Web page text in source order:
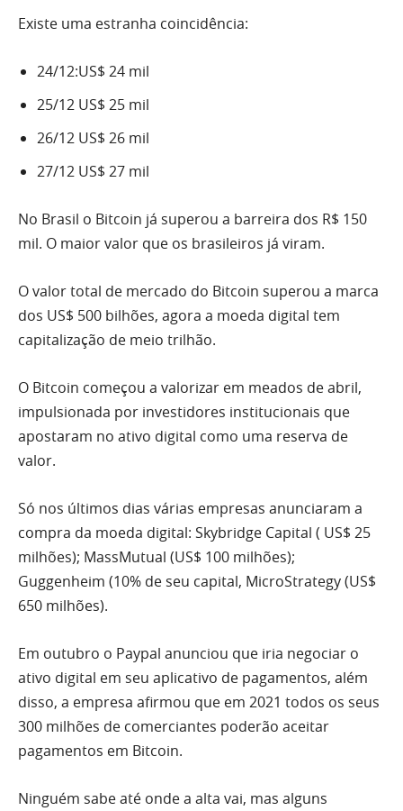
Existe uma estranha coincidência:
24/12:US$ 24 mil
25/12 US$ 25 mil
26/12 US$ 26 mil
27/12 US$ 27 mil
No Brasil o Bitcoin já superou a barreira dos R$ 150
mil. O maior valor que os brasileiros já viram.
O valor total de mercado do Bitcoin superou a marca
dos US$ 500 bilhões, agora a moeda digital tem
capitalização de meio trilhão.
O Bitcoin começou a valorizar em meados de abril,
impulsionada por investidores institucionais que
apostaram no ativo digital como uma reserva de
valor.
Só nos últimos dias várias empresas anunciaram a
compra da moeda digital: Skybridge Capital ( US$ 25
milhões); MassMutual (US$ 100 milhões);
Guggenheim (10% de seu capital, MicroStrategy (US$
650 milhões).
Em outubro o Paypal anunciou que iria negociar o
ativo digital em seu aplicativo de pagamentos, além
disso, a empresa afirmou que em 2021 todos os seus
300 milhões de comerciantes poderão aceitar
pagamentos em Bitcoin.
Ninguém sabe até onde a alta vai, mas alguns